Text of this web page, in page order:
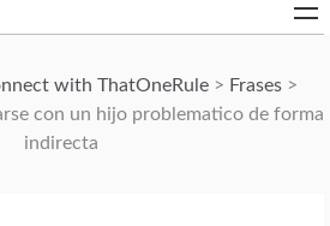
with ThatOneRule> Frases>
con un hijo problematico de forma
indirecta